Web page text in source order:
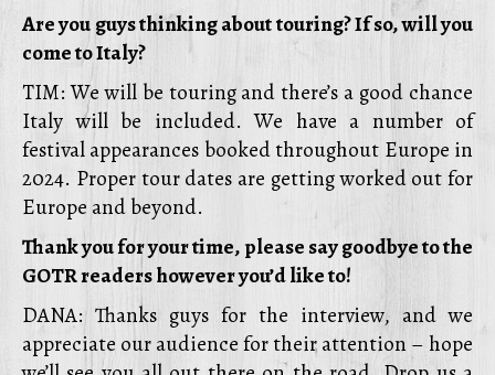
Are you guys thinking about touring? If so, will you
come to Italy?
TIM: We will be touring and there’s a good chance
Italy will be included. We have a number of
festival appearances booked throughout Europe in
2024. Proper tour dates are getting worked out for
Europe and beyond.
Thank you for your time, please say goodbye to the
GOTR readers however you’d like to!
DANA: Thanks guys for the interview, and we
appreciate our audience for their attention – hope